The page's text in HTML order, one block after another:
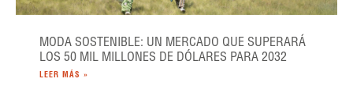
MODA SOSTENIBLE: UN MERCADO QUE SUPERARÁ
LOS 50 MIL MILLONES DE DÓLARES PARA 2032
LEER MÁS »